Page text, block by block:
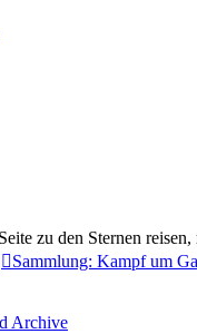
zu den Sternen
Sammlung: Kampf um
Archive